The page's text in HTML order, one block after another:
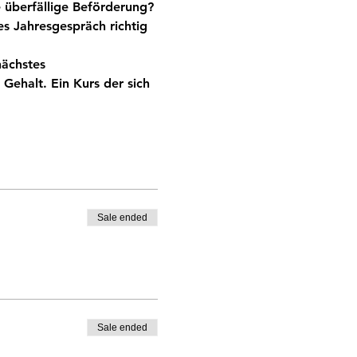
überfällige Beförderung?
Jahresgespräch richtig
Ein Kurs der sich
Sale ended
Sale ended